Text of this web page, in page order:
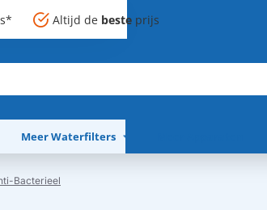
Altijd de beste prijs
Meer Waterfilters
Bacterieel